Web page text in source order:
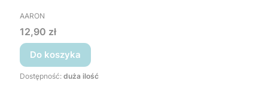
PRODUCENT
AARON
Cena
12,90 zł
Do koszyka
Dostępność: duża ilość